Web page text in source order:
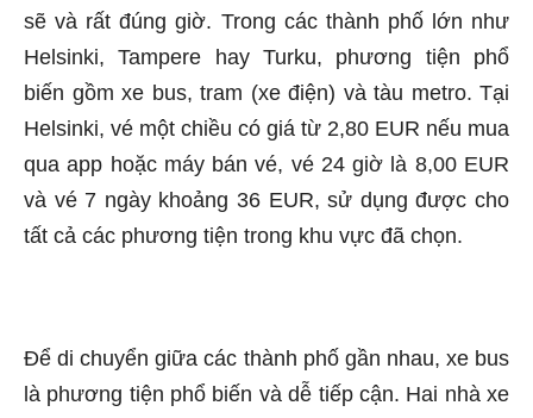
sẽ và rất đúng giờ. Trong các thành phố lớn như
Helsinki, Tampere hay Turku, phương tiện phổ
biến gồm xe bus, tram (xe điện) và tàu metro. Tại
Helsinki, vé một chiều có giá từ 2,80 EUR nếu mua
qua app hoặc máy bán vé, vé 24 giờ là 8,00 EUR
và vé 7 ngày khoảng 36 EUR, sử dụng được cho
tất cả các phương tiện trong khu vực đã chọn.
Để di chuyển giữa các thành phố gần nhau, xe bus
là phương tiện phổ biến và dễ tiếp cận. Hai nhà xe